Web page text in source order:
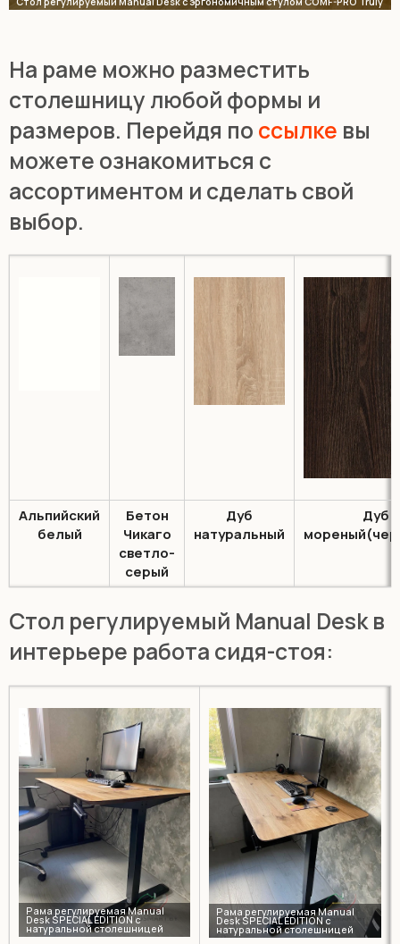
На раме можно разместить
столешницу любой формы и
размеров. Перейдя по ссылке вы
можете ознакомиться с
ассортиментом и сделать свой
выбор.
Альпийский
белый
Бетон
Чикаго
светло-
серый
Дуб
натуральный
Дуб
Cтол регулируемый Manual Desk в
интерьере работа сидя-стоя: